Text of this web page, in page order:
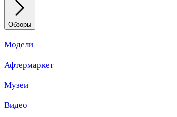
Обзоры
Модели
Афтермаркет
Музеи
Видео